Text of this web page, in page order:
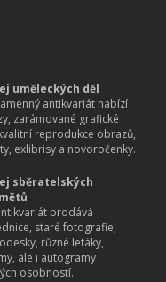
uměleckých děl
antikvariát nabízí
zarámované grafické
reprodukce obrazů,
exlibrisy a novoročenky.
sběratelských
prodává
staré fotografie,
různé letáky,
ale i autogramy
osobností.